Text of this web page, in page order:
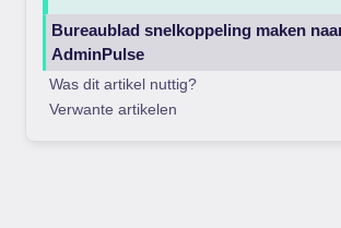
Nog door niemand gevolgd
Bureaublad snelkoppeling maken
AdminPulse
Was dit artikel nuttig?
Verwante artikelen